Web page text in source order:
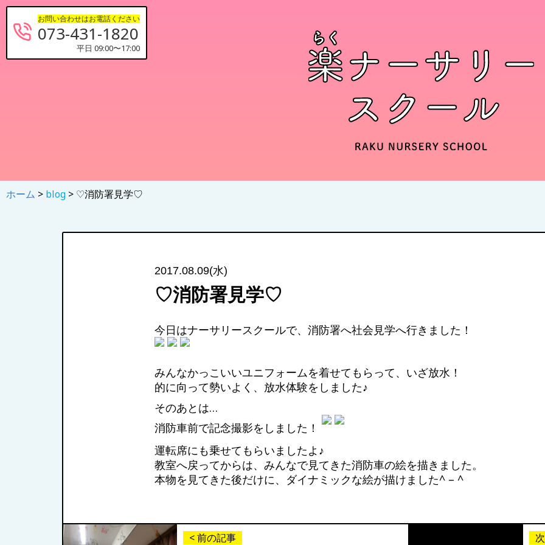
お問い合わせはお電話ください
073-431-1820
平日 09:00〜17:00
ホーム > blog > ♡消防署見学♡
2017.08.09(水)
♡消防署見学♡
今日はナーサリースクールで、消防署へ社会見学へ行きました！
みんなかっこいいユニフォームを着せてもらって、いざ放水！
的に向って勢いよく、放水体験をしました♪
そのあとは…
消防車前で記念撮影をしました！
運転席にも乗せてもらいましたよ♪
教室へ戻ってからは、みんなで見てきた消防車の絵を描きました。
本物を見てきた後だけに、ダイナミックな絵が描けました^ – ^
< 前の記事